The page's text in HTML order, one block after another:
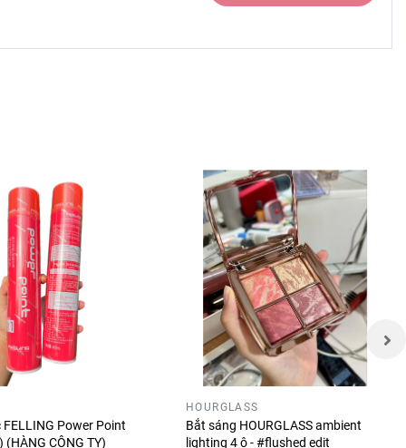
FELLING Power Point
CÔNG TY)
HOURGLASS
Bắt sáng HOURGLASS ambient
lighting 4 ô - #flushed edit